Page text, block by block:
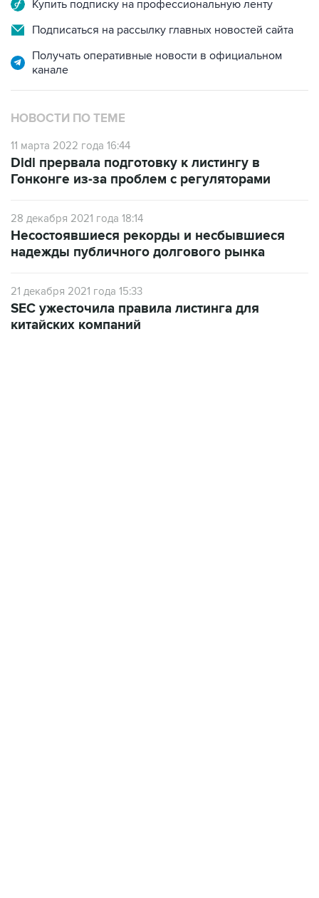
Купить подписку на профессиональную ленту
Подписаться на рассылку главных новостей сайта
Получать оперативные новости в официальном
канале
НОВОСТИ ПО ТЕМЕ
11 марта 2022 года 16:44
Didi прервала подготовку к листингу в
Гонконге из-за проблем с регуляторами
28 декабря 2021 года 18:14
Несостоявшиеся рекорды и несбывшиеся
надежды публичного долгового рынка
21 декабря 2021 года 15:33
SEC ужесточила правила листинга для
китайских компаний